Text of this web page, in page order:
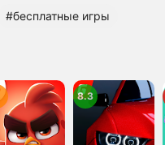
#бесплатные игры
8.3